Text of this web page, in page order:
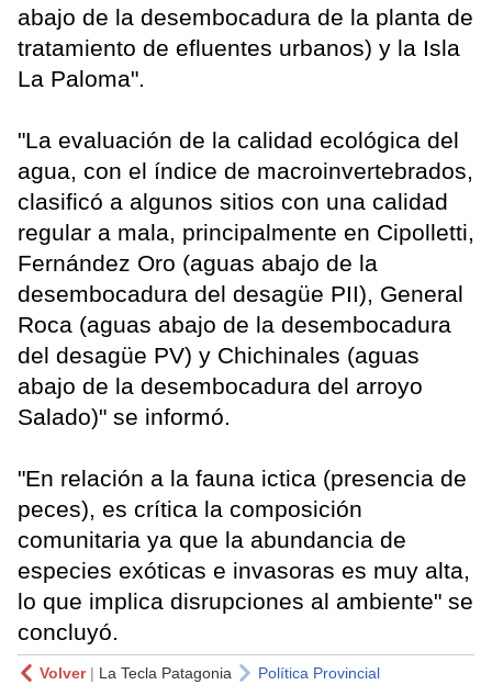
abajo de la desembocadura de la planta de
tratamiento de efluentes urbanos) y la Isla
La Paloma".
"La evaluación de la calidad ecológica del
agua, con el índice de macroinvertebrados,
clasificó a algunos sitios con una calidad
regular a mala, principalmente en Cipolletti,
Fernández Oro (aguas abajo de la
desembocadura del desagüe PII), General
Roca (aguas abajo de la desembocadura
del desagüe PV) y Chichinales (aguas
abajo de la desembocadura del arroyo
Salado)" se informó.
"En relación a la fauna ictica (presencia de
peces), es crítica la composición
comunitaria ya que la abundancia de
especies exóticas e invasoras es muy alta,
lo que implica disrupciones al ambiente" se
concluyó.
Volver| La Tecla Patagonia Política Provincial